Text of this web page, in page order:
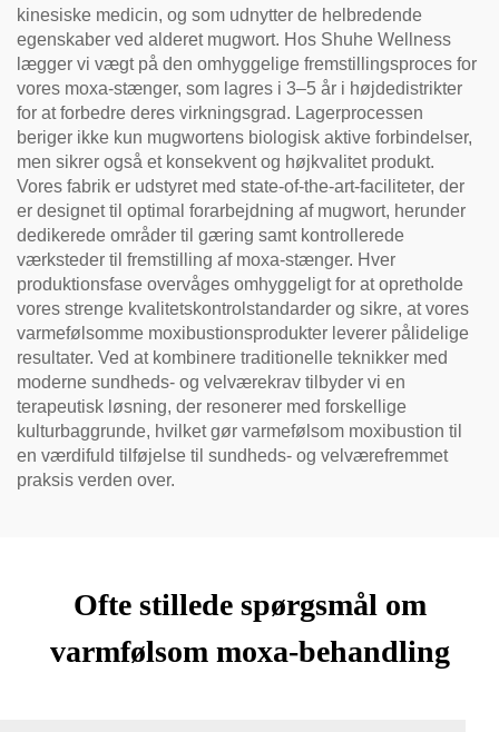
kinesiske medicin, og som udnytter de helbredende
egenskaber ved alderet mugwort. Hos Shuhe Wellness
lægger vi vægt på den omhyggelige fremstillingsproces for
vores moxa-stænger, som lagres i 3–5 år i højdedistrikter
for at forbedre deres virkningsgrad. Lagerprocessen
beriger ikke kun mugwortens biologisk aktive forbindelser,
men sikrer også et konsekvent og højkvalitet produkt.
Vores fabrik er udstyret med state-of-the-art-faciliteter, der
er designet til optimal forarbejdning af mugwort, herunder
dedikerede områder til gæring samt kontrollerede
værksteder til fremstilling af moxa-stænger. Hver
produktionsfase overvåges omhyggeligt for at opretholde
vores strenge kvalitetskontrolstandarder og sikre, at vores
varmefølsomme moxibustionsprodukter leverer pålidelige
resultater. Ved at kombinere traditionelle teknikker med
moderne sundheds- og velværekrav tilbyder vi en
terapeutisk løsning, der resonerer med forskellige
kulturbaggrunde, hvilket gør varmefølsom moxibustion til
en værdifuld tilføjelse til sundheds- og velværefremmet
praksis verden over.
Ofte stillede spørgsmål om
varmfølsom moxa-behandling